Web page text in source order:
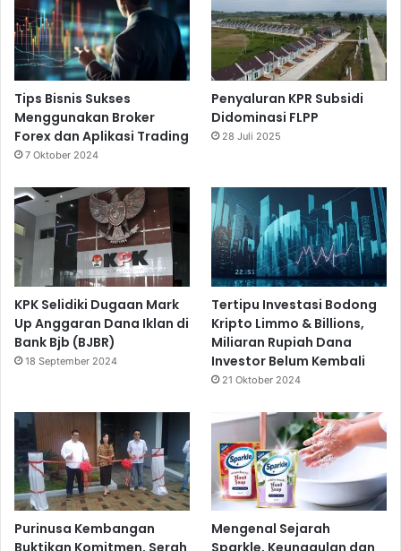
Tips Bisnis Sukses
Menggunakan Broker
Forex dan Aplikasi Trading
7 Oktober 2024
Penyaluran KPR Subsidi
Didominasi FLPP
28 Juli 2025
KPK Selidiki Dugaan Mark
Up Anggaran Dana Iklan di
Bank Bjb (BJBR)
18 September 2024
Tertipu Investasi Bodong
Kripto Limmo & Billions,
Miliaran Rupiah Dana
Investor Belum Kembali
21 Oktober 2024
Purinusa Kembangan
Buktikan Komitmen, Serah
Mengenal Sejarah
Sparkle, Keunggulan dan